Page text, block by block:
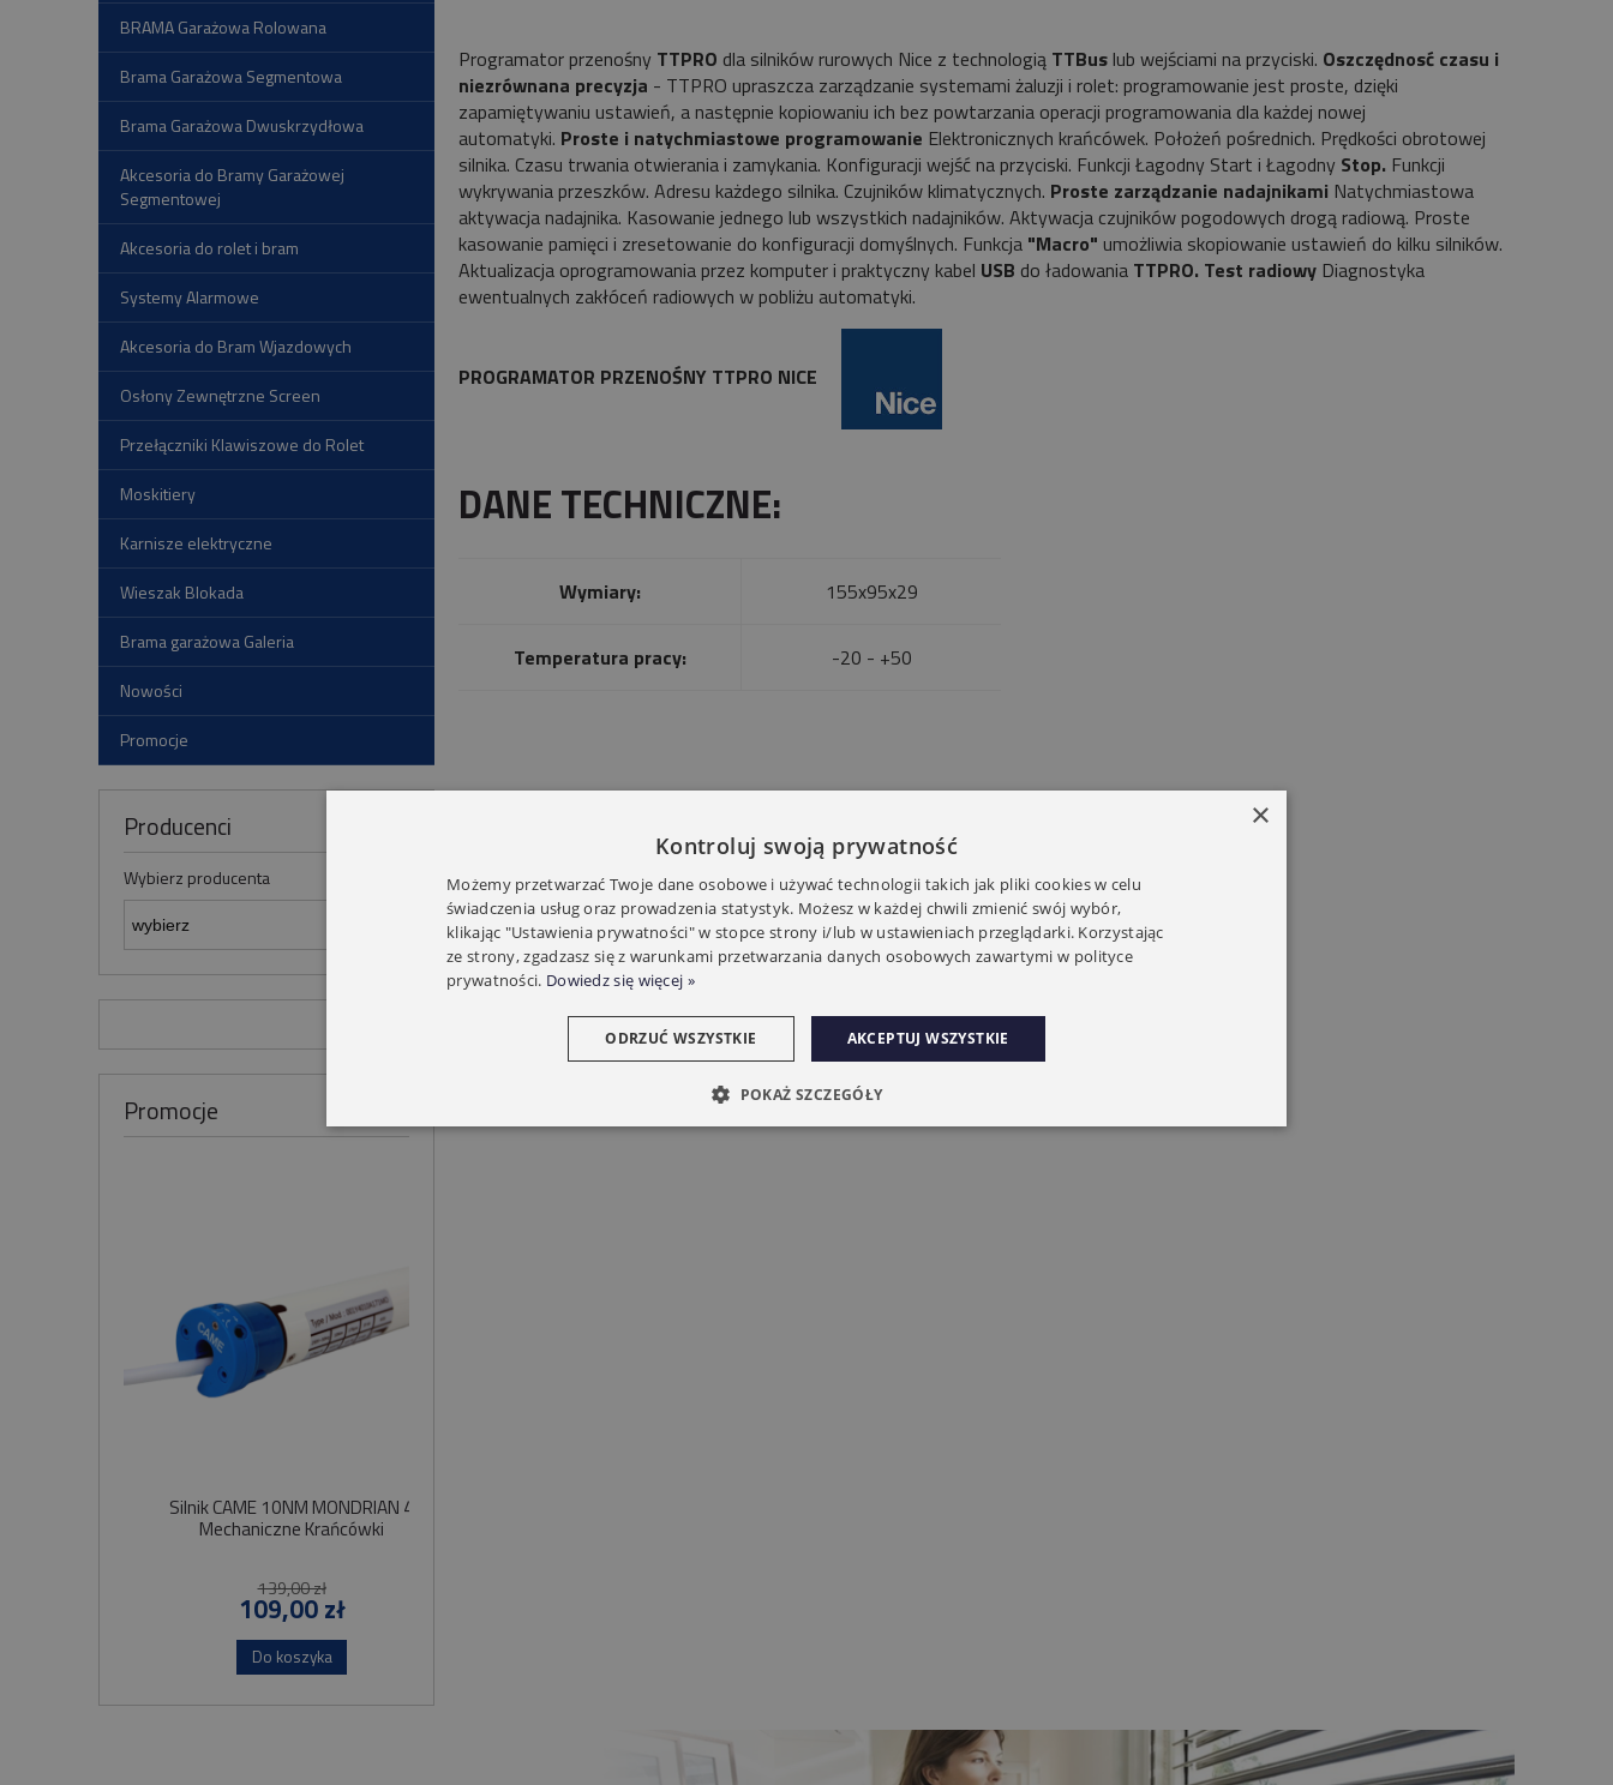
BRAMA Garażowa Rolowana
Brama Garażowa Segmentowa
Brama Garażowa Dwuskrzydłowa
Akcesoria do Bramy Garażowej
Segmentowej
Akcesoria do rolet i bram
Systemy Alarmowe
Akcesoria do Bram Wjazdowych
Osłony Zewnętrzne Screen
Przełączniki Klawiszowe do Rolet
Moskitiery
Karnisze elektryczne
Wieszak Blokada
Brama garażowa Galeria
Nowości
Promocje
Producenci
Wybierz producenta
Promocje
Silnik CAME 10NM MONDRIAN 4
Mechaniczne Krańcówki
139,00 zł
109,00 zł
Do koszyka
Programator przenośny TTPRO dla silników rurowych Nice z technologią TTBus lub wejściami na przyciski. Oszczędnosć czasu i
niezrównana precyzja - TTPRO upraszcza zarządzanie systemami żaluzji i rolet: programowanie jest proste, dzięki
zapamiętywaniu ustawień, a następnie kopiowaniu ich bez powtarzania operacji programowania dla każdej nowej
automatyki. Proste i natychmiastowe programowanie Elektronicznych krańcówek. Położeń pośrednich. Prędkości obrotowej
silnika. Czasu trwania otwierania i zamykania. Konfiguracji wejść na przyciski. Funkcji Łagodny Start i Łagodny Stop. Funkcji
wykrywania przeszków. Adresu każdego silnika. Czujników klimatycznych. Proste zarządzanie nadajnikami Natychmiastowa
aktywacja nadajnika. Kasowanie jednego lub wszystkich nadajników. Aktywacja czujników pogodowych drogą radiową. Proste
kasowanie pamięci i zresetowanie do konfiguracji domyślnych. Funkcja "Macro" umożliwia skopiowanie ustawień do kilku silników.
Aktualizacja oprogramowania przez komputer i praktyczny kabel USB do ładowania TTPRO. Test radiowy Diagnostyka
ewentualnych zakłóceń radiowych w pobliżu automatyki.
PROGRAMATOR PRZENOŚNY TTPRO NICE
DANE TECHNICZNE:
Wymiary: 155x95x29
Temperatura pracy: -20 - +50
×
Kontroluj swoją prywatność
Możemy przetwarzać Twoje dane osobowe i używać technologii takich jak pliki cookies w celu
świadczenia usług oraz prowadzenia statystyk. Możesz w każdej chwili zmienić swój wybór,
klikając "Ustawienia prywatności" w stopce strony i/lub w ustawieniach przeglądarki. Korzystając
ze strony, zgadzasz się z warunkami przetwarzania danych osobowych zawartymi w polityce
prywatności. Dowiedz się więcej »
AKCEPTUJ WSZYSTKIE
ODRZUĆ WSZYSTKIE
POKAŻ SZCZEGÓŁY